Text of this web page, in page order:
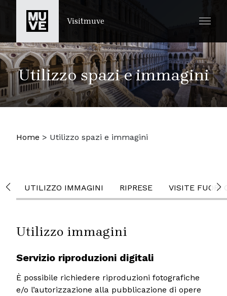
SALTA AL CONTENUTO PRINCIPALE
Visitmuve
Utilizzo spazi e immagini
Home > Utilizzo spazi e immagini
UTILIZZO IMMAGINI RIPRESE VISITE FUORI
Utilizzo immagini
Servizio riproduzioni digitali
È possibile richiedere riproduzioni fotografiche
e/o l’autorizzazione alla pubblicazione di opere